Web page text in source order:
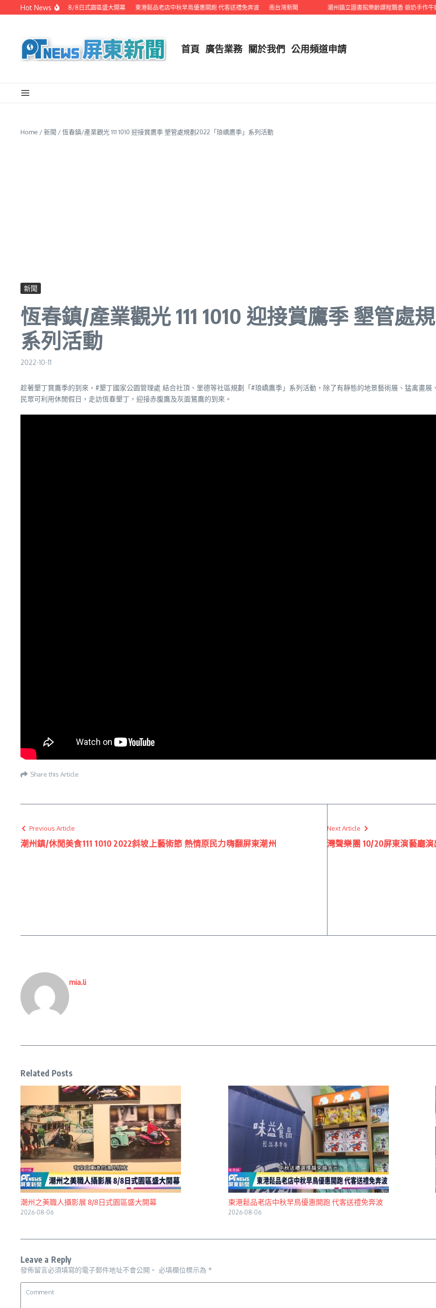
Skip to content
Hot News
潮州之美職人攝影展 8/8日式園區盛大開幕 東港鬆品老店中秋早鳥優惠開跑 代客送禮免奔波 南台灣新聞 潮州鎮立圖書館樂齡課程飄香 爺奶手作牛奶
首頁 廣告業務 關於我們 公用頻道申請
Home /新聞 /恆春鎮/產業觀光 111 1010 迎接賞鷹季 墾管處規劃2022「琅嶠鷹季」系列活動
新聞
恆春鎮/產業觀光 111 1010 迎接賞鷹季 墾管處
系列活動
2022-10-11
趁著墾丁賞鷹季的到來，#墾丁國家公園管理處 結合社頂、里德等社區規劃「#琅嶠鷹季」系列活動，除了有靜態的地景藝術展、猛禽畫
民眾可利用休閒假日，走訪恆春墾丁，迎接赤腹鷹及灰面鵟鷹的到來。
Share this Article
Previous Article
潮州鎮/休閒美食111 1010 2022斜坡上藝術節 熱情原民力嗨翻屏東潮州
Next Article
灣聲樂團 10/20屏東演藝廳演
mia.li
Related Posts
潮州之美職人攝影展 8/8日式園區盛大開幕
2026-08-06
東港鬆品老店中秋早鳥優惠開跑 代客送禮免奔波
2026-08-06
Leave a Reply
發佈留言必須填寫的電子郵件地址不會公開。 必填欄位標示為 *